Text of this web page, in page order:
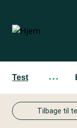
hovedindhold
Test ···
Tilbage til